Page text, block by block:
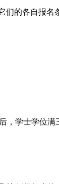
们的各自报名
学士学位